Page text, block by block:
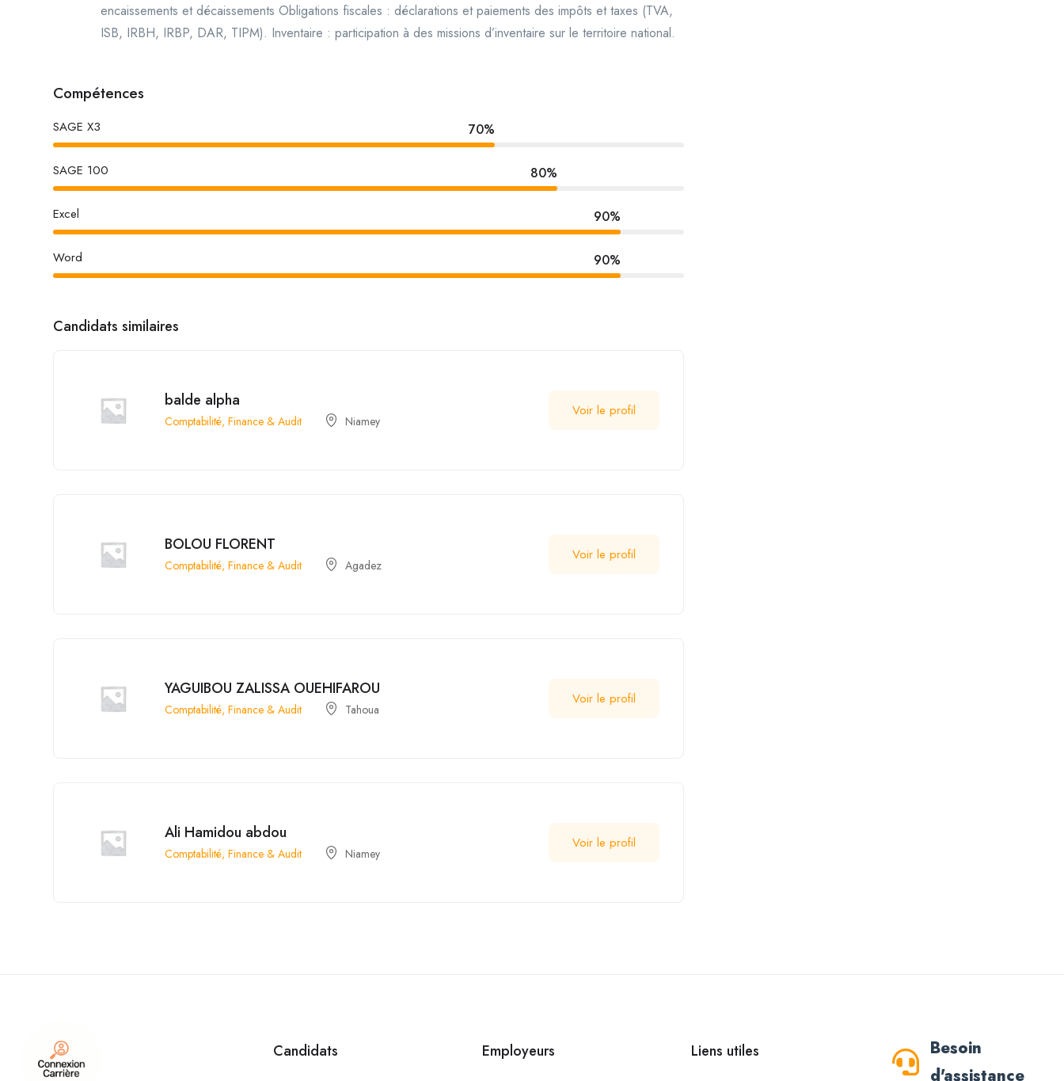
encaissements et décaissements Obligations fiscales : déclarations et paiements des impôts et taxes (TVA,
ISB, IRBH, IRBP, DAR, TIPM). Inventaire : participation à des missions d’inventaire sur le territoire national.
Compétences
SAGE X3 70%
SAGE 100 80%
Excel 90%
Word 90%
Candidats similaires
balde alpha
Comptabilité, Finance & Audit Niamey
Voir le profil
BOLOU FLORENT
Comptabilité, Finance & Audit Agadez
Voir le profil
YAGUIBOU ZALISSA OUEHIFAROU
Comptabilité, Finance & Audit Tahoua
Voir le profil
Ali Hamidou abdou
Comptabilité, Finance & Audit Niamey
Voir le profil
Candidats Employeurs Liens utiles
Besoin
d'assistance